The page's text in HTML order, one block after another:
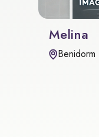
Melina
Benidorm